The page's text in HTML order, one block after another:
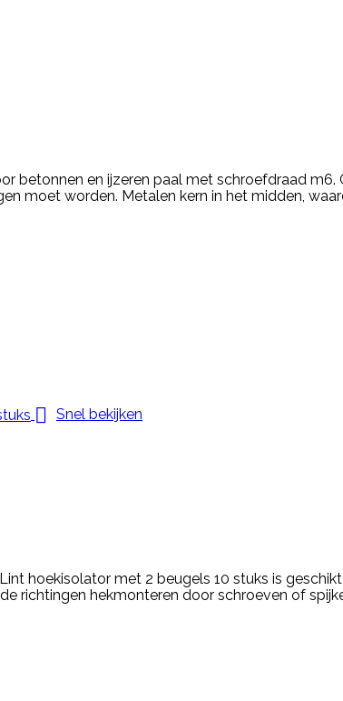
betonnen en ijzeren paal met schroefdraad m6.
moet worden. Metalen kern in het midden,
 Snel bekijken
hoekisolator met 2 beugels 10 stuks is
richtingen hekmonteren door schroeven of